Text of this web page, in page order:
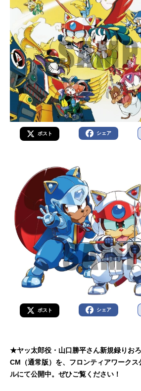
ポスト シェア
ポスト シェア
★ヤッ太郎役・山口勝平さん新規録りお
CM（通常版）を、フロンティアワーク
ルにて公開中。ぜひご覧ください！